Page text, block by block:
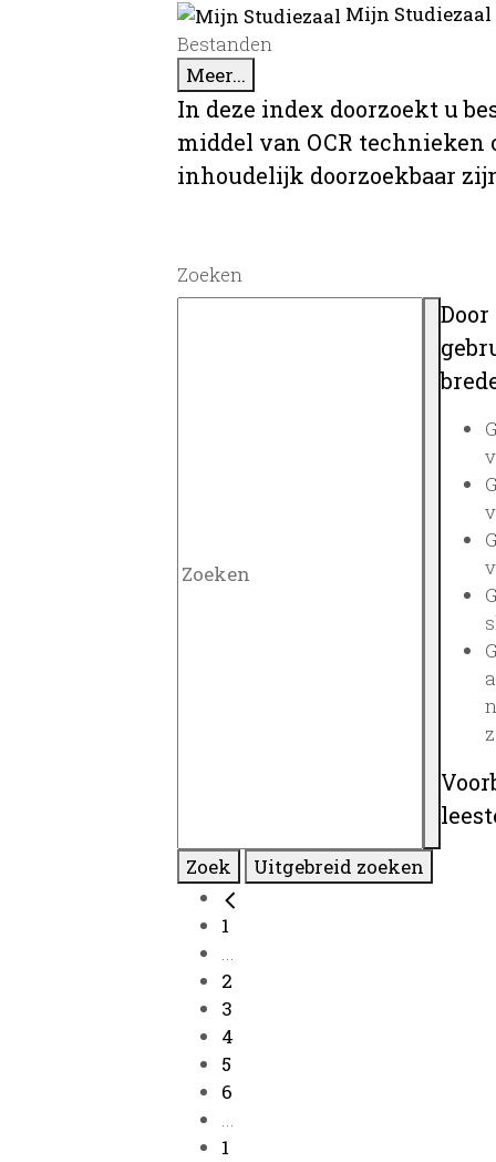
Mijn
Bestanden
Meer...
In deze index doorzoekt u
middel van OCR
inhoudelijk doorzoekbaar
Zoeken
Zoek Uitgebreid zoeken
1
...
2
3
4
5
6
...
1